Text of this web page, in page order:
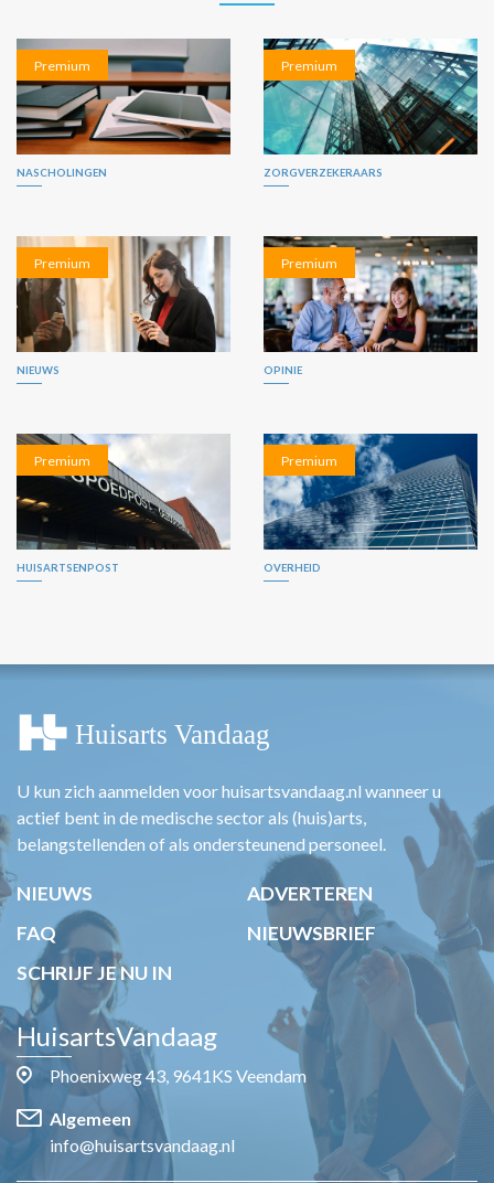
Premium
NASCHOLINGEN
Premium
ZORGVERZEKERAARS
Premium
NIEUWS
Premium
OPINIE
Premium
HUISARTSENPOST
Premium
OVERHEID
U kun zich aanmelden voor huisartsvandaag.nl wanneer u
actief bent in de medische sector als (huis)arts,
belangstellenden of als ondersteunend personeel.
NIEUWS
ADVERTEREN
FAQ
NIEUWSBRIEF
SCHRIJF JE NU IN
HuisartsVandaag
Phoenixweg 43, 9641KS Veendam
Algemeen
info@huisartsvandaag.nl